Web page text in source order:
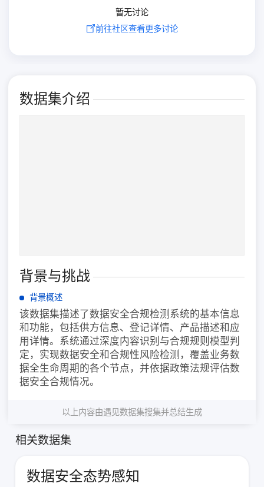
暂无讨论
前往社区查看更多讨论
数据集介绍
背景与挑战
背景概述
该数据集描述了数据安全合规检测系统的基本信息
和功能，包括供方信息、登记详情、产品描述和应
用详情。系统通过深度内容识别与合规规则模型判
定，实现数据安全和合规性风险检测，覆盖业务数
据全生命周期的各个节点，并依据政策法规评估数
据安全合规情况。
以上内容由遇见数据集搜集并总结生成
相关数据集
数据安全态势感知